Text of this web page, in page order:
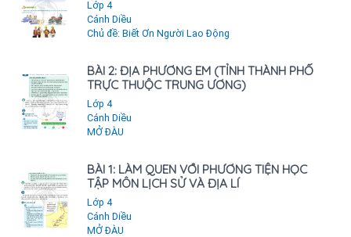
Lớp 4
Cánh Diều
Chủ đề: Biết Ơn Người Lao Động
BÀI 2: ĐỊA PHƯƠNG EM (TỈNH THÀNH PHỐ
TRỰC THUỘC TRUNG ƯƠNG)
Lớp 4
Cánh Diều
MỞ ĐÀU
BÀI 1: LÀM QUEN VỚI PHƯƠNG TIỆN HỌC
TẬP MÔN LỊCH SỬ VÀ ĐỊA LÍ
Lớp 4
Cánh Diều
MỞ ĐÀU